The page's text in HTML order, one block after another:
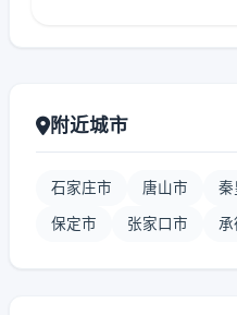
附近城市
石家庄市 唐山市 秦
保定市 张家口市 承